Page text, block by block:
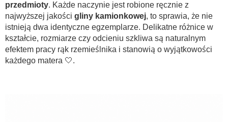
przedmioty. Każde naczynie jest robione ręcznie z
najwyższej jakości gliny kamionkowej, to sprawia, że nie
istnieją dwa identyczne egzemplarze. Delikatne różnice w
kształcie, rozmiarze czy odcieniu szkliwa są naturalnym
efektem pracy rąk rzemieślnika i stanowią o wyjątkowości
każdego matera 🤍.